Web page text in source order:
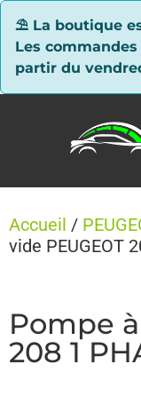
⛱ La boutique
Les
partir du
Accueil /
vide PEUGEOT
Pompe
208 1
Panneau de